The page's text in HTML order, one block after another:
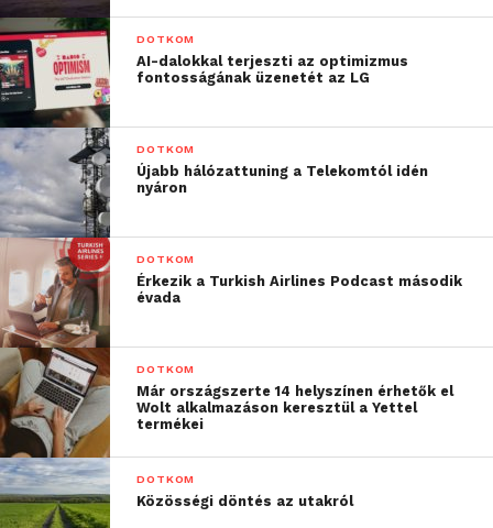
DOTKOM
AI-dalokkal terjeszti az optimizmus
fontosságának üzenetét az LG
DOTKOM
Újabb hálózattuning a Telekomtól idén
nyáron
DOTKOM
Érkezik a Turkish Airlines Podcast második
évada
DOTKOM
Már országszerte 14 helyszínen érhetők el
Wolt alkalmazáson keresztül a Yettel
termékei
DOTKOM
Közösségi döntés az utakról